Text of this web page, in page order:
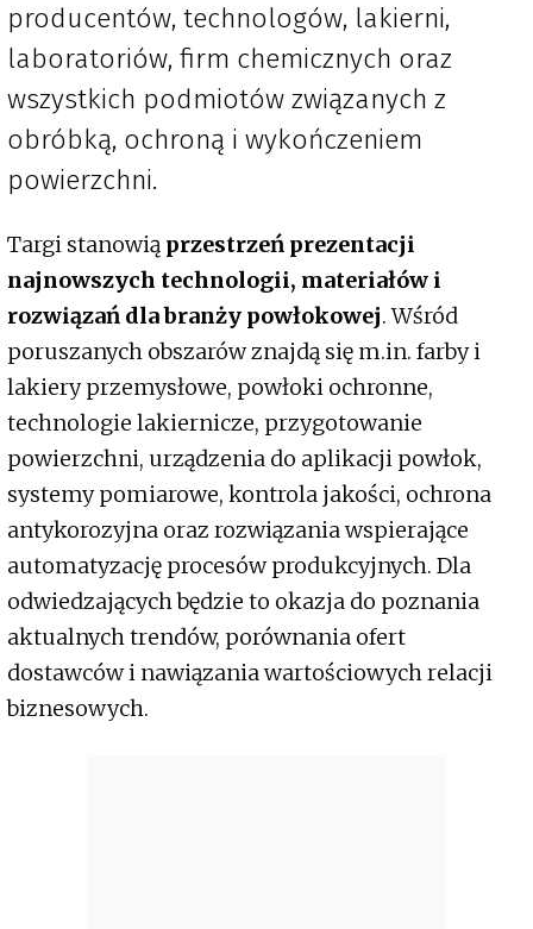
producentów, technologów, lakierni,
laboratoriów, firm chemicznych oraz
wszystkich podmiotów związanych z
obróbką, ochroną i wykończeniem
powierzchni.
Targi stanowią przestrzeń prezentacji
najnowszych technologii, materiałów i
rozwiązań dla branży powłokowej. Wśród
poruszanych obszarów znajdą się m.in. farby i
lakiery przemysłowe, powłoki ochronne,
technologie lakiernicze, przygotowanie
powierzchni, urządzenia do aplikacji powłok,
systemy pomiarowe, kontrola jakości, ochrona
antykorozyjna oraz rozwiązania wspierające
automatyzację procesów produkcyjnych. Dla
odwiedzających będzie to okazja do poznania
aktualnych trendów, porównania ofert
dostawców i nawiązania wartościowych relacji
biznesowych.